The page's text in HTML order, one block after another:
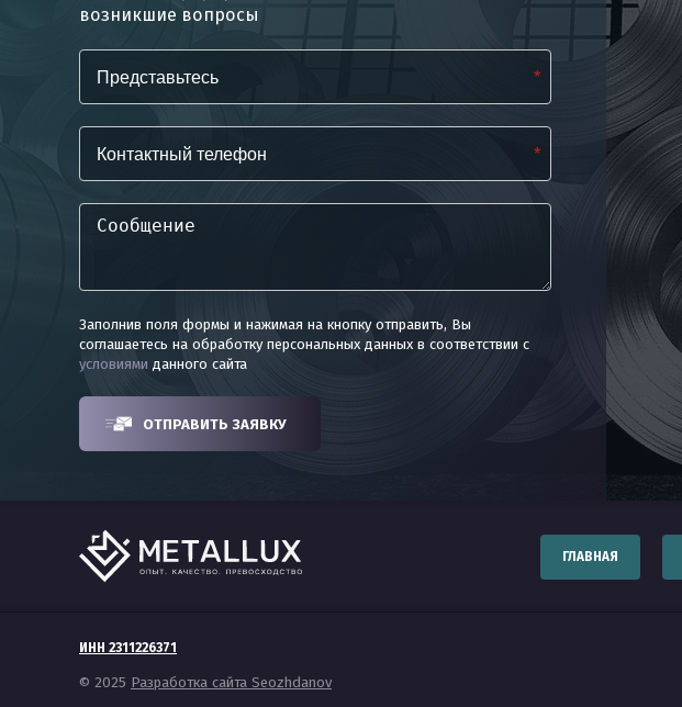
возникшие вопросы
*
*
Заполнив поля формы и нажимая на кнопку отправить, Вы
соглашаетесь на обработку персональных данных в соответствии с
условиями данного сайта
ОТПРАВИТЬ ЗАЯВКУ
ГЛАВНАЯ
ИНН 2311226371
© 2025 Разработка сайта Seozhdanov